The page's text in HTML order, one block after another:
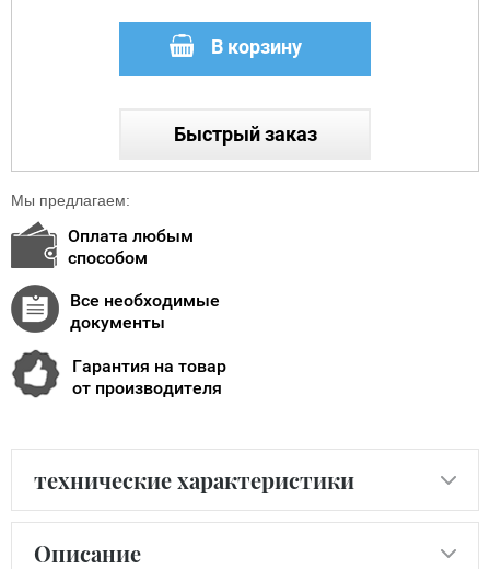
В корзину
Быстрый заказ
Мы предлагаем:
Оплата любым
способом
Все необходимые
документы
Гарантия на товар
от производителя
технические характеристики
Описание